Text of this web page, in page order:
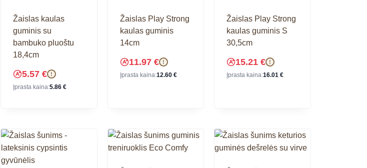
Žaislas kaulas
guminis su
bambuko pluoštu
18,4cm
5.57 € !
Įprasta kaina:5.86 €
Žaislas Play Strong
kaulas guminis
14cm
11.97 € !
Įprasta kaina:12.60 €
Žaislas Play Strong
kaulas guminis S
30,5cm
15.21€ !
Įprasta kaina:16.01€